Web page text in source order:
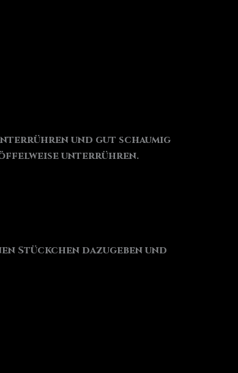
und gut schaumig
unterrühren.
Stückchen dazugeben und